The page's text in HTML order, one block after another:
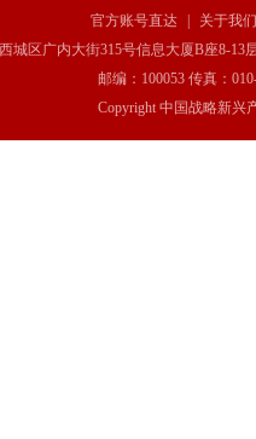
官方账号直达
关于我们
城区广内大街315号信息大厦B座8-13
邮编：100053 传真：
Copyright 中国战略新兴